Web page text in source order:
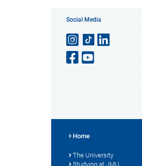
Social Media
Home
The University
Studying at JMU